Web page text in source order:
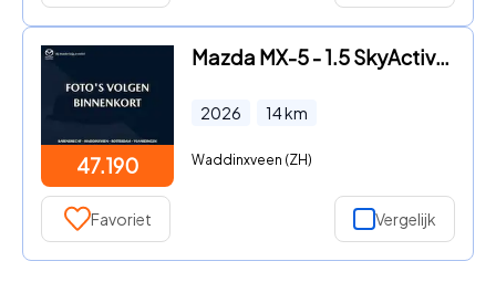
47.190
Mazda MX-5 - 1.5 SkyActiv-G 132 | Kazari | *NIEUW
2026 14km
Waddinxveen (ZH)
Favoriet Vergelijk